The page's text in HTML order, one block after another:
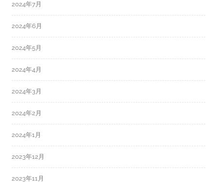
2024年7月
2024年6月
2024年5月
2024年4月
2024年3月
2024年2月
2024年1月
2023年12月
2023年11月